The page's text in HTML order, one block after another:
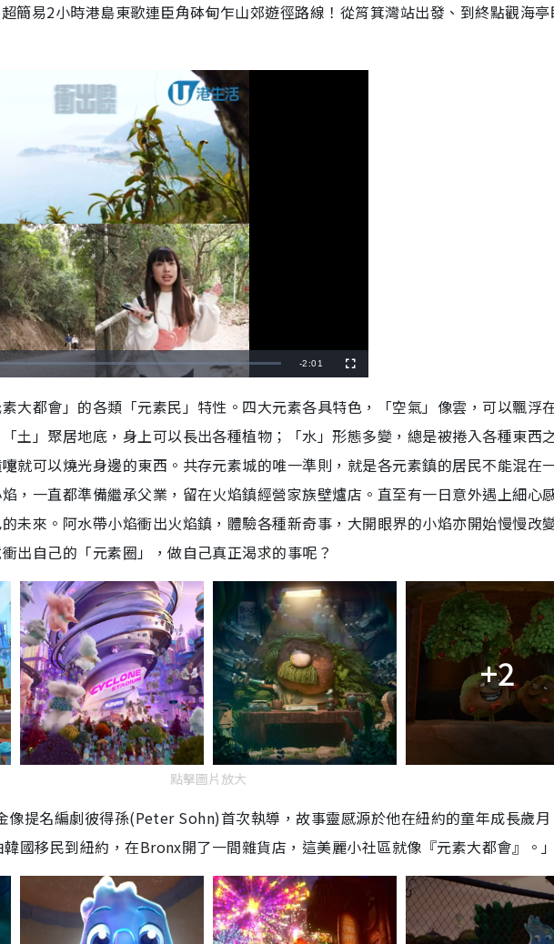
簡易2小時港島東歌連臣角砵甸乍山郊遊徑路線！從筲箕灣站出發、到終點觀海亭
R
a
n
n
g
T
i
m
e
-2:01
u
s
c
e
e
大都會」的各類「元素民」特性。四大元素各具特色，「空氣」像雲，可以飄浮
土」聚居地底，身上可以長出各種植物；「水」形態多變，總是被捲入各種東西
嚏就可以燒光身邊的東西。共存元素城的唯一準則，就是各元素鎮的居民不能混在
，一直都準備繼承父業，留在火焰鎮經營家族壁爐店。直至有一日意外遇上細心
未來。阿水帶小焰衝出火焰鎮，體驗各種新奇事，大開眼界的小焰亦開始慢慢改
出自己的「元素圈」，做自己真正渴求的事呢？
+2
點擊圖片放大
像提名編劇彼得孫(Peter Sohn)首次執導，故事靈感源於他在紐約的童年成長歲
韓國移民到紐約，在Bronx開了一間雜貨店，這美麗小社區就像『元素大都會』。